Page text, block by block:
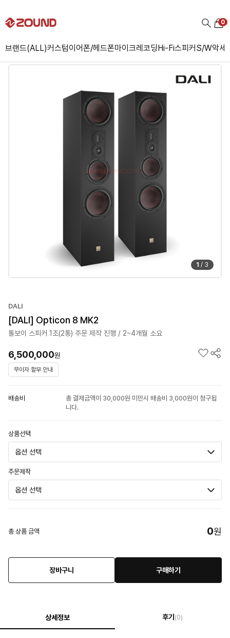
브랜드(ALL)커스텀이어폰/헤드폰마이크레코딩Hi-Fi스피커S/W악세
0
1 / 3
DALI
[DALI] Opticon 8 MK2
톨보이 스피커 1조(2통) 주문 제작 진행 / 2~4개월 소요
6,500,000원
무이자 할부 안내
배송비
총 결제금액이 30,000원 미만시 배송비 3,000원이 청구됩
니다.
상품선택
주문제작
총 상품 금액 0원
장바구니 구매하기
상세정보 후기 (0)